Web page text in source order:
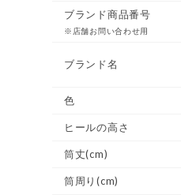
ブランド商品番号
※店舗お問い合わせ用
ブランド名
色
ヒールの高さ
筒丈(cm)
筒周り(cm)